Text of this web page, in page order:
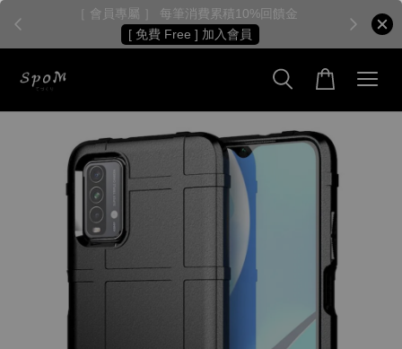
［ 會員專屬 ］ 每筆消費累積10%回饋金
[ 免費 Free ] 加入會員